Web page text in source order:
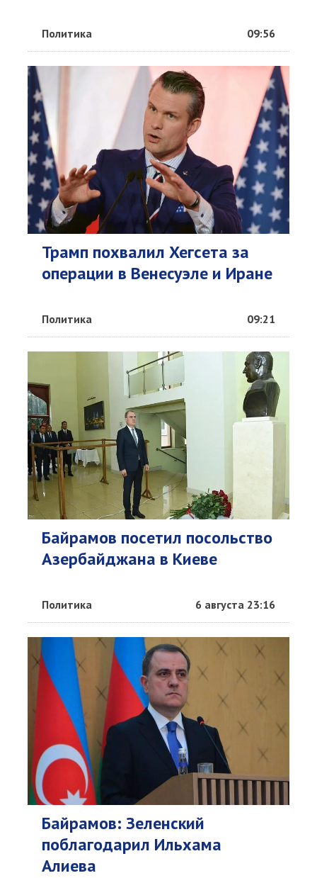
Политика 09:56
Трамп похвалил Хегсета за
операции в Венесуэле и Иране
Политика 09:21
Байрамов посетил посольство
Азербайджана в Киеве
Политика 6 августа 23:16
Байрамов: Зеленский
поблагодарил Ильхама
Алиева